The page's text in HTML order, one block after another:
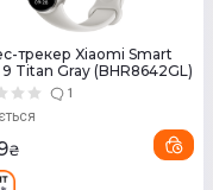
трекер Xiaomi Smart
Titan Gray (BHR8642GL)
1
₴